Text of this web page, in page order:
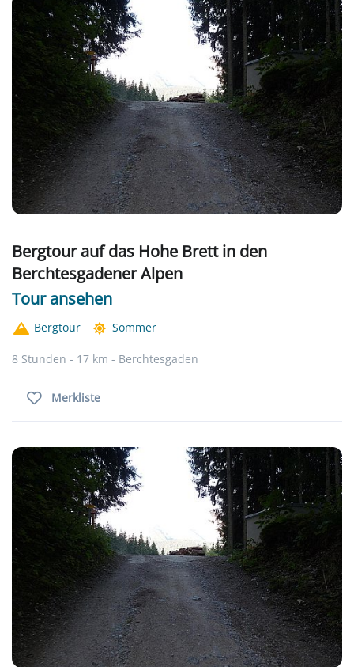
Bergtour auf das Hohe Brett in den
Berchtesgadener Alpen
Tour ansehen
Bergtour Sommer
8 Stunden - 17 km - Berchtesgaden
Merkliste